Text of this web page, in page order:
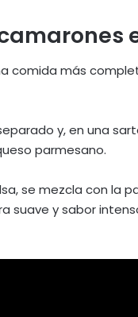
comida más
y, en una
parmesano.
se mezcla con la
suave y sabor